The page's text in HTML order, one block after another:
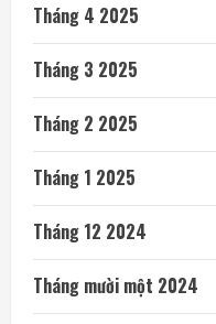
Tháng 4 2025
Tháng 3 2025
Tháng 2 2025
Tháng 1 2025
Tháng 12 2024
Tháng mười một 2024